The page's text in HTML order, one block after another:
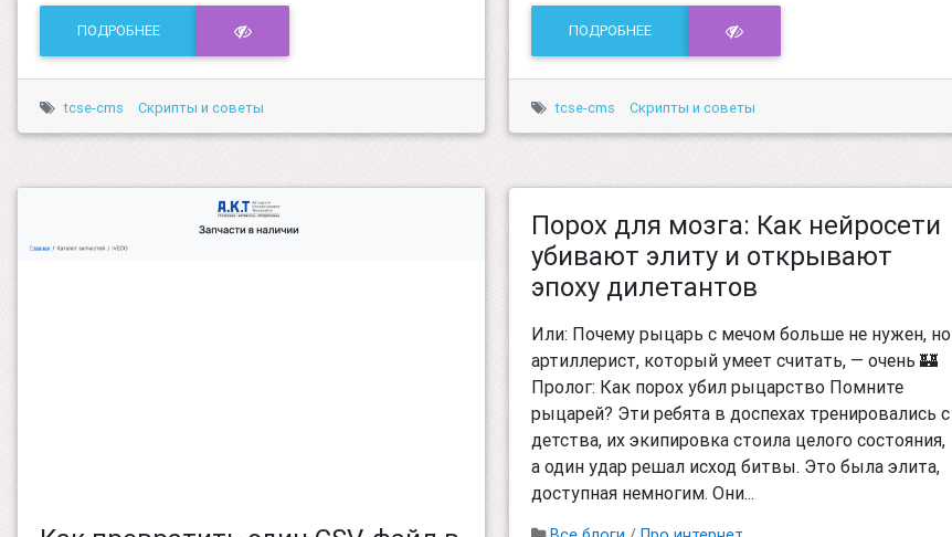
ПОДРОБНЕЕ
tcse-cms Скрипты и советы
ПОДРОБНЕЕ
tcse-cms Скрипты и советы
Порох для мозга: Как нейросети
убивают элиту и открывают
эпоху дилетантов
Или: Почему рыцарь с мечом больше не нужен, но
артиллерист, который умеет считать, — очень 🏰
Пролог: Как порох убил рыцарство Помните
рыцарей? Эти ребята в доспехах тренировались с
детства, их экипировка стоила целого состояния,
а один удар решал исход битвы. Это была элита,
доступная немногим. Они...